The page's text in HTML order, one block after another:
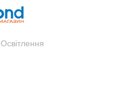
Освітлення